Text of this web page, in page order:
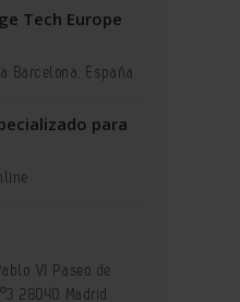
Tech Europe
Barcelona, España
para
VI Paseo de
28040 Madrid